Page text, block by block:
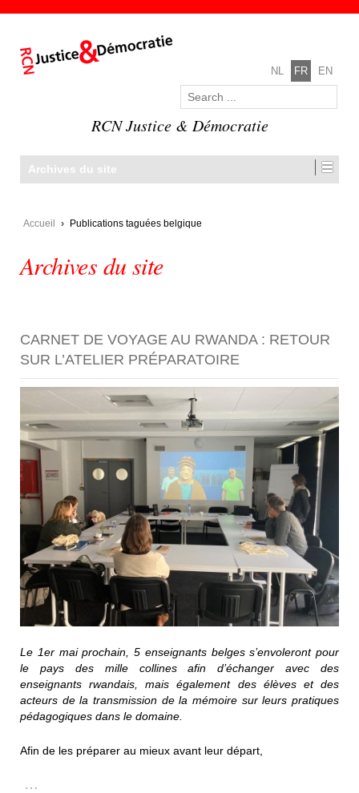
NL FR EN
RCN Justice & Démocratie
Archives du site
Accueil › Publications taguées belgique
Archives du site
CARNET DE VOYAGE AU RWANDA : RETOUR
SUR L’ATELIER PRÉPARATOIRE
Le 1er mai prochain, 5 enseignants belges s’envoleront pour
le pays des mille collines afin d’échanger avec des
enseignants rwandais, mais également des élèves et des
acteurs de la transmission de la mémoire sur leurs pratiques
pédagogiques dans le domaine.
Afin de les préparer au mieux avant leur départ,
…